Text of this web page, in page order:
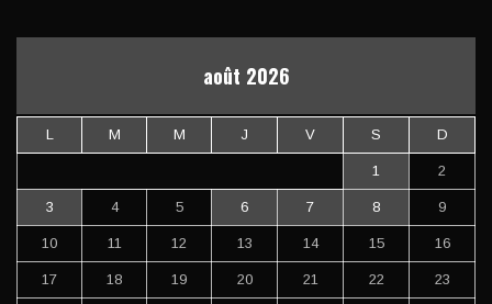
août 2026
L M M J V S D
1 2
3 4 5 6 7 8 9
10 11 12 13 14 15 16
17 18 19 20 21 22 23